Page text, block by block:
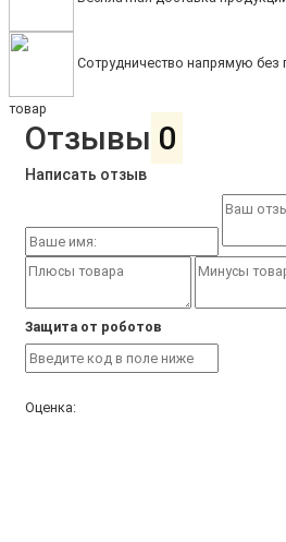
Сотрудничество напрямую без
товар
Отзывы 0
Написать отзыв
Защита от роботов
Оценка: